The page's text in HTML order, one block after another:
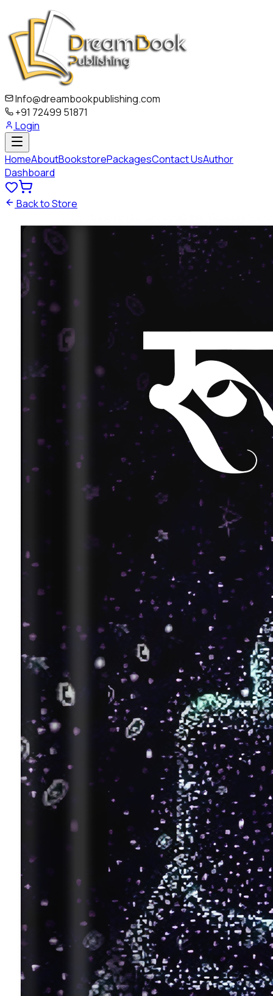
Info@dreambookpublishing.com
+91 72499 51871
Login
HomeAboutBookstorePackagesContact UsAuthor
Dashboard
Back to Store